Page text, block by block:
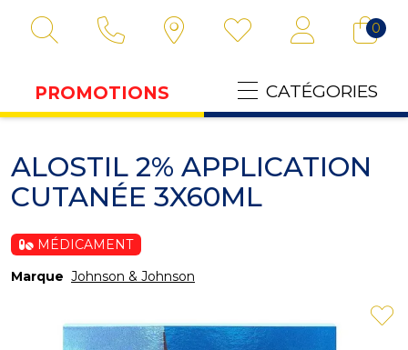
0
PROMOTIONS CATÉGORIES
ALOSTIL 2% APPLICATION
CUTANÉE 3X60ML
MÉDICAMENT
Marque Johnson & Johnson